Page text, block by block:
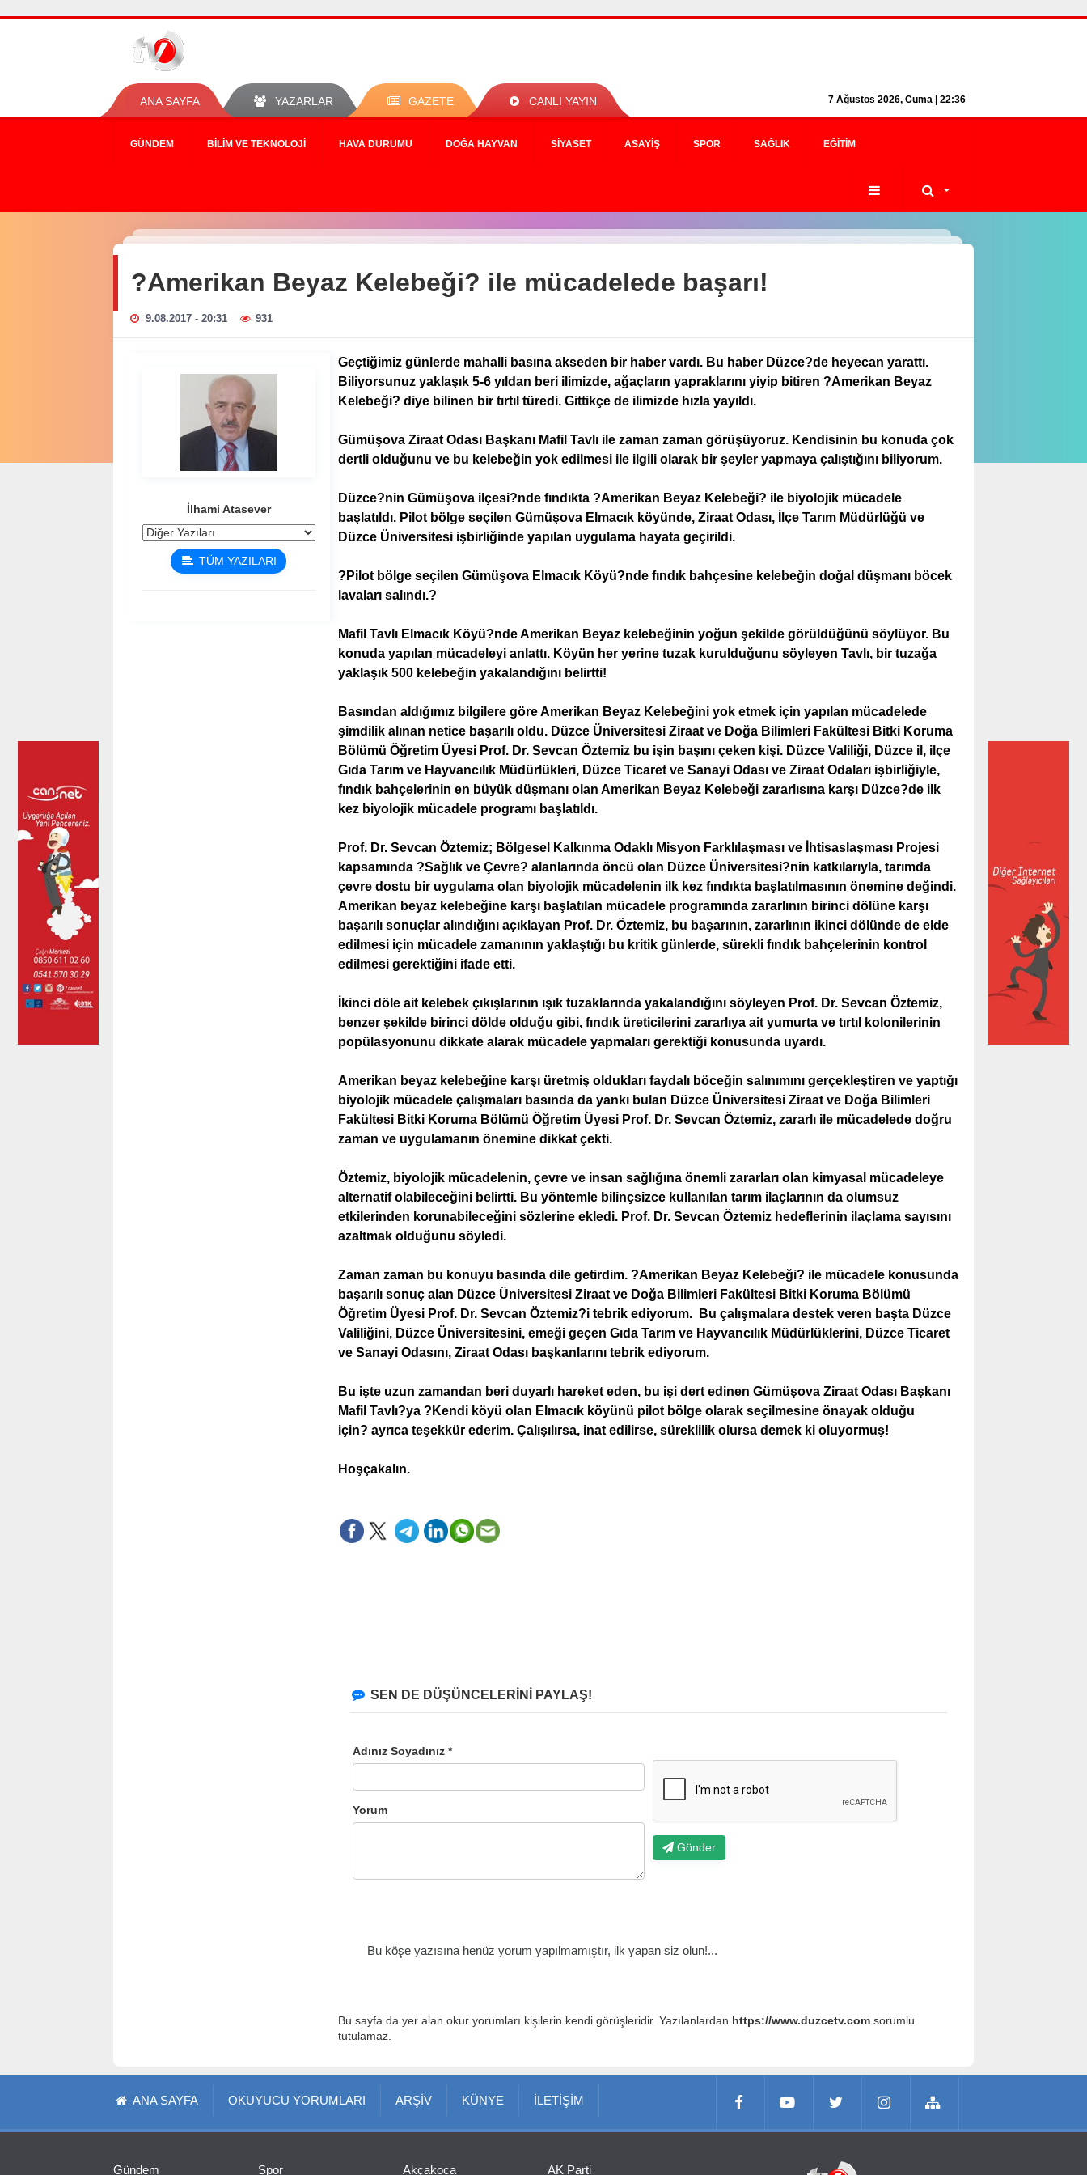
ANA SAYFA YAZARLAR GAZETE CANLI YAYIN 7 Ağustos 2026, Cuma | 22:36
GÜNDEM BILIM VE TEKNOLOJI HAVA DURUMU DOĞA HAYVAN SIYASET ASAYIŞ SPOR SAĞLIK EĞITIM
?Amerikan Beyaz Kelebeği? ile mücadelede başarı!
9.08.2017 - 20:31 931
İlhami Atasever
TÜM YAZILARI
Geçtiğimiz günlerde mahalli basına akseden bir haber vardı. Bu haber Düzce?de heyecan yarattı.
Biliyorsunuz yaklaşık 5-6 yıldan beri ilimizde, ağaçların yapraklarını yiyip bitiren ?Amerikan Beyaz
Kelebeği? diye bilinen bir tırtıl türedi. Gittikçe de ilimizde hızla yayıldı.
Gümüşova Ziraat Odası Başkanı Mafil Tavlı ile zaman zaman görüşüyoruz. Kendisinin bu konuda çok
dertli olduğunu ve bu kelebeğin yok edilmesi ile ilgili olarak bir şeyler yapmaya çalıştığını biliyorum.
Düzce?nin Gümüşova ilçesi?nde fındıkta ?Amerikan Beyaz Kelebeği? ile biyolojik mücadele
başlatıldı. Pilot bölge seçilen Gümüşova Elmacık köyünde, Ziraat Odası, İlçe Tarım Müdürlüğü ve
Düzce Üniversitesi işbirliğinde yapılan uygulama hayata geçirildi.
?Pilot bölge seçilen Gümüşova Elmacık Köyü?nde fındık bahçesine kelebeğin doğal düşmanı böcek
lavaları salındı.?
Mafil Tavlı Elmacık Köyü?nde Amerikan Beyaz kelebeğinin yoğun şekilde görüldüğünü söylüyor. Bu
konuda yapılan mücadeleyi anlattı. Köyün her yerine tuzak kurulduğunu söyleyen Tavlı, bir tuzağa
yaklaşık 500 kelebeğin yakalandığını belirtti!
Basından aldığımız bilgilere göre Amerikan Beyaz Kelebeğini yok etmek için yapılan mücadelede
şimdilik alınan netice başarılı oldu. Düzce Üniversitesi Ziraat ve Doğa Bilimleri Fakültesi Bitki Koruma
Bölümü Öğretim Üyesi Prof. Dr. Sevcan Öztemiz bu işin başını çeken kişi. Düzce Valiliği, Düzce il, ilçe
Gıda Tarım ve Hayvancılık Müdürlükleri, Düzce Ticaret ve Sanayi Odası ve Ziraat Odaları işbirliğiyle,
fındık bahçelerinin en büyük düşmanı olan Amerikan Beyaz Kelebeği zararlısına karşı Düzce?de ilk
kez biyolojik mücadele programı başlatıldı.
Prof. Dr. Sevcan Öztemiz; Bölgesel Kalkınma Odaklı Misyon Farklılaşması ve İhtisaslaşması Projesi
kapsamında ?Sağlık ve Çevre? alanlarında öncü olan Düzce Üniversitesi?nin katkılarıyla, tarımda
çevre dostu bir uygulama olan biyolojik mücadelenin ilk kez fındıkta başlatılmasının önemine değindi.
Amerikan beyaz kelebeğine karşı başlatılan mücadele programında zararlının birinci dölüne karşı
başarılı sonuçlar alındığını açıklayan Prof. Dr. Öztemiz, bu başarının, zararlının ikinci dölünde de elde
edilmesi için mücadele zamanının yaklaştığı bu kritik günlerde, sürekli fındık bahçelerinin kontrol
edilmesi gerektiğini ifade etti.
İkinci döle ait kelebek çıkışlarının ışık tuzaklarında yakalandığını söyleyen Prof. Dr. Sevcan Öztemiz,
benzer şekilde birinci dölde olduğu gibi, fındık üreticilerini zararlıya ait yumurta ve tırtıl kolonilerinin
popülasyonunu dikkate alarak mücadele yapmaları gerektiği konusunda uyardı.
Amerikan beyaz kelebeğine karşı üretmiş oldukları faydalı böceğin salınımını gerçekleştiren ve yaptığı
biyolojik mücadele çalışmaları basında da yankı bulan Düzce Üniversitesi Ziraat ve Doğa Bilimleri
Fakültesi Bitki Koruma Bölümü Öğretim Üyesi Prof. Dr. Sevcan Öztemiz, zararlı ile mücadelede doğru
zaman ve uygulamanın önemine dikkat çekti.
Öztemiz, biyolojik mücadelenin, çevre ve insan sağlığına önemli zararları olan kimyasal mücadeleye
alternatif olabileceğini belirtti. Bu yöntemle bilinçsizce kullanılan tarım ilaçlarının da olumsuz
etkilerinden korunabileceğini sözlerine ekledi. Prof. Dr. Sevcan Öztemiz hedeflerinin ilaçlama sayısını
azaltmak olduğunu söyledi.
Zaman zaman bu konuyu basında dile getirdim. ?Amerikan Beyaz Kelebeği? ile mücadele konusunda
başarılı sonuç alan Düzce Üniversitesi Ziraat ve Doğa Bilimleri Fakültesi Bitki Koruma Bölümü
Öğretim Üyesi Prof. Dr. Sevcan Öztemiz?i tebrik ediyorum. Bu çalışmalara destek veren başta Düzce
Valiliğini, Düzce Üniversitesini, emeği geçen Gıda Tarım ve Hayvancılık Müdürlüklerini, Düzce Ticaret
ve Sanayi Odasını, Ziraat Odası başkanlarını tebrik ediyorum.
Bu işte uzun zamandan beri duyarlı hareket eden, bu işi dert edinen Gümüşova Ziraat Odası Başkanı
Mafil Tavlı?ya ?Kendi köyü olan Elmacık köyünü pilot bölge olarak seçilmesine önayak olduğu
için? ayrıca teşekkür ederim. Çalışılırsa, inat edilirse, süreklilik olursa demek ki oluyormuş!
Hoşçakalın.
SEN DE DÜŞÜNCELERİNİ PAYLAŞ!
Adınız Soyadınız *
Yorum
Gönder
Bu köşe yazısına henüz yorum yapılmamıştır, ilk yapan siz olun!...
Bu sayfa da yer alan okur yorumları kişilerin kendi görüşleridir. Yazılanlardan https://www.duzcetv.comsorumlu
tutulamaz.
ANA SAYFA OKUYUCU YORUMLARI ARŞİV KÜNYE İLETİŞİM
Gündem Spor Akçakoca AK Parti